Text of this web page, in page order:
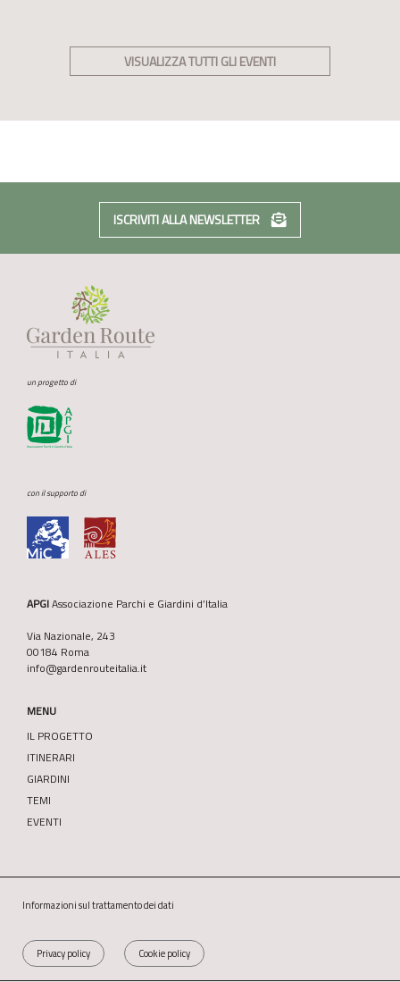
VISUALIZZA TUTTI GLI EVENTI
ISCRIVITI ALLA NEWSLETTER
un progetto di
con il supporto di
APGIAssociazione Parchi e Giardini d’Italia
Via Nazionale, 243
00184 Roma
info@gardenrouteitalia.it
MENU
IL PROGETTO
ITINERARI
GIARDINI
TEMI
EVENTI
Informazioni sul trattamento dei dati
Privacy policy Cookie policy